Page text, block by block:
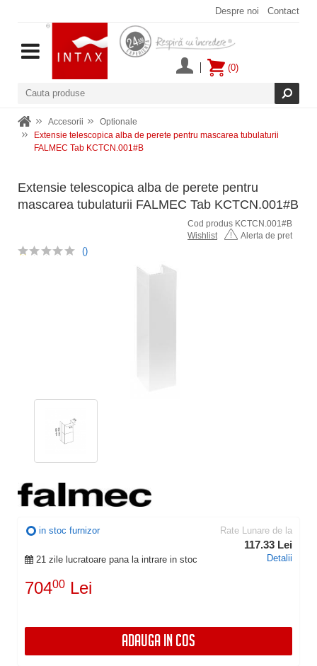
Despre noi Contact
(0)
Accesorii
Optionale
Extensie telescopica alba de perete pentru mascarea tubulaturii
FALMEC Tab KCTCN.001#B
Extensie telescopica alba de perete pentru
mascarea tubulaturii FALMEC Tab KCTCN.001#B
Cod produs KCTCN.001#B
Wishlist
Alerta de pret
()
in stoc furnizor
21 zile lucratoare pana la intrare in stoc
70400 Lei
Rate Lunare de la
117.33 Lei
Detalii
ADAUGA IN COS